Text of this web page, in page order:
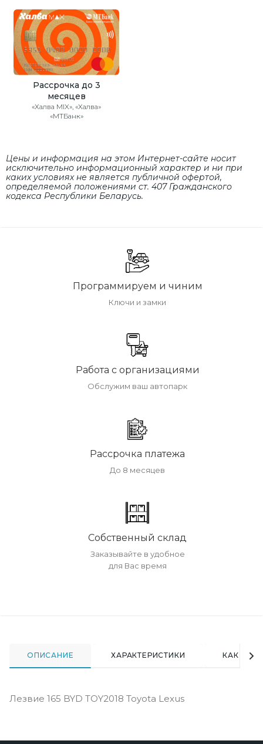
Рассрочка до 3
месяцев
«Халва MIX», «Халва»
«МТБанк»
Цены и информация на этом Интернет-сайте носит
исключительно информационный характер и ни при
каких условиях не является публичной офертой,
определяемой положениями cт. 407 Гражданского
кодекса Республики Беларусь.
Программируем и чиним
Ключи и замки
Работа с организациями
Обслужим ваш автопарк
Рассрочка платежа
До 8 месяцев
Собственный склад
Заказывайте в удобное
для Вас время
ОПИСАНИЕ ХАРАКТЕРИСТИКИ КАК
Лезвие 165 BYD TOY2018 Toyota Lexus